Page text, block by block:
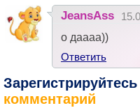
JeansAss
о даааа))
Ответить
Зарегистрируйтесь
комментарий